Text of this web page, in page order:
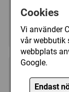
Cookies
Vi använder
vår webbutik
webbplats
Google.
Endast
Yellow - Ej i
229 kr